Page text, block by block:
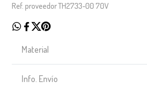
Ref. proveedor TH2733-00 70V
Material
Info. Envío